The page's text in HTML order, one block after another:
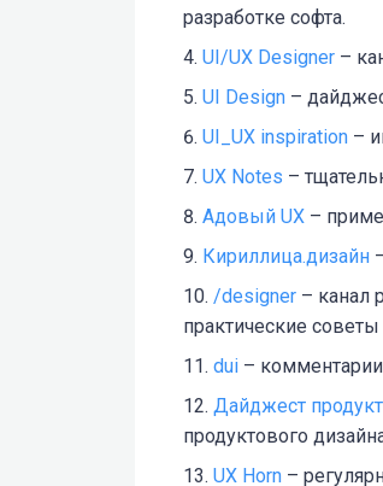
разработке софта.
UI/UX Designer –
UI Design –
UI_UX inspiration –
UX Notes –
Адовый UX –
Кириллица.дизайн
/designer – канал
практические
dui –
Дайджест
продуктового
UX Horn –